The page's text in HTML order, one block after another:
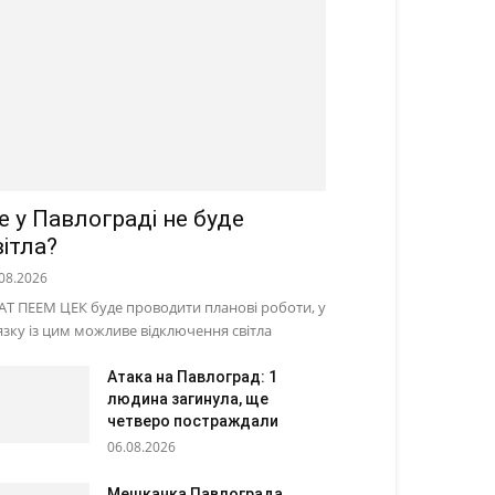
у Павлограді не буде
ПЕЕМ ЦЕК буде проводити планові роботи, у
із цим можливе відключення світла
Атака на Павлоград: 1
людина загинула, ще
четверо постраждали
06.08.2026